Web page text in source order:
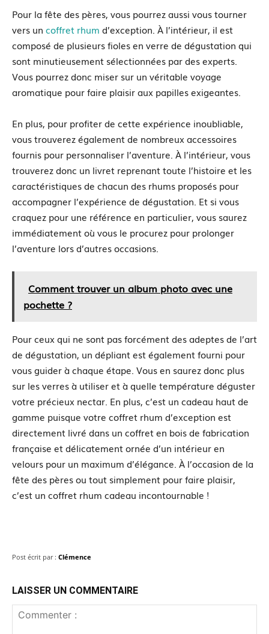
Pour la fête des pères, vous pourrez aussi vous tourner
vers un coffret rhum d’exception. À l’intérieur, il est
composé de plusieurs fioles en verre de dégustation qui
sont minutieusement sélectionnées par des experts.
Vous pourrez donc miser sur un véritable voyage
aromatique pour faire plaisir aux papilles exigeantes.
En plus, pour profiter de cette expérience inoubliable,
vous trouverez également de nombreux accessoires
fournis pour personnaliser l’aventure. À l’intérieur, vous
trouverez donc un livret reprenant toute l’histoire et les
caractéristiques de chacun des rhums proposés pour
accompagner l’expérience de dégustation. Et si vous
craquez pour une référence en particulier, vous saurez
immédiatement où vous le procurez pour prolonger
l’aventure lors d’autres occasions.
Comment trouver un album photo avec une
pochette ?
Pour ceux qui ne sont pas forcément des adeptes de l’art
de dégustation, un dépliant est également fourni pour
vous guider à chaque étape. Vous en saurez donc plus
sur les verres à utiliser et à quelle température déguster
votre précieux nectar. En plus, c’est un cadeau haut de
gamme puisque votre coffret rhum d’exception est
directement livré dans un coffret en bois de fabrication
française et délicatement ornée d’un intérieur en
velours pour un maximum d’élégance. À l’occasion de la
fête des pères ou tout simplement pour faire plaisir,
c’est un coffret rhum cadeau incontournable !
Post écrit par : Clémence
LAISSER UN COMMENTAIRE